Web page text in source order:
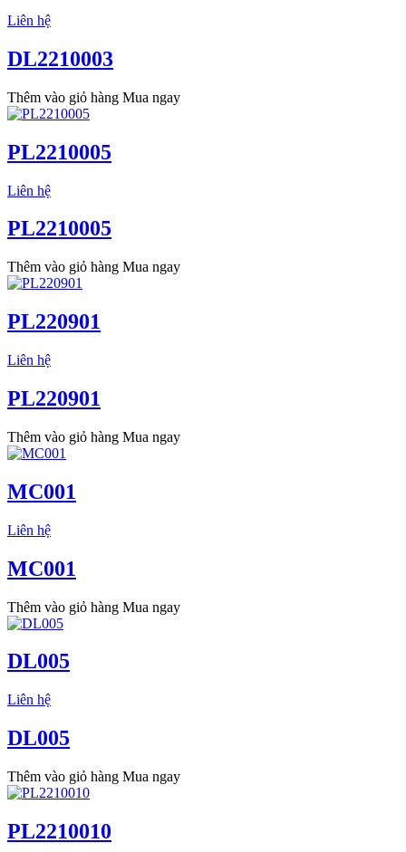
Liên hệ
DL2210003
Thêm vào giỏ hàng Mua ngay
PL2210005
Liên hệ
PL2210005
Thêm vào giỏ hàng Mua ngay
PL220901
Liên hệ
PL220901
Thêm vào giỏ hàng Mua ngay
MC001
Liên hệ
MC001
Thêm vào giỏ hàng Mua ngay
DL005
Liên hệ
DL005
Thêm vào giỏ hàng Mua ngay
PL2210010